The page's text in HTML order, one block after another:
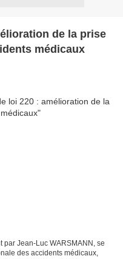
de la prise
médicaux
Jean-Luc WARSMANN, se
des accidents médicaux,